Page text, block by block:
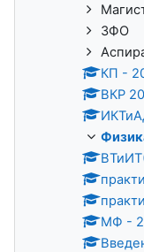
ЗФО
КП -
ВКР
МФ -